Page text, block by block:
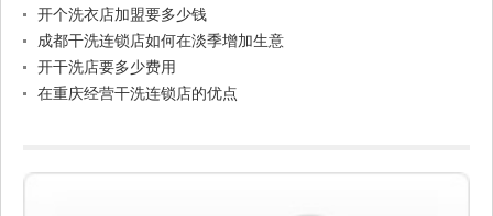
开个洗衣店加盟要多少钱
成都干洗连锁店如何在淡季增加生意
开干洗店要多少费用
在重庆经营干洗连锁店的优点